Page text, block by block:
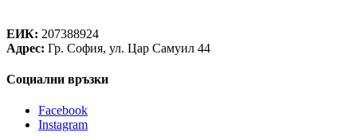
ЕИК: 207388924
Адрес: Гр. София, ул. Цар Самуил 44
Социални връзки
Facebook
Instagram